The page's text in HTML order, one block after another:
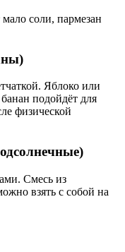
соли, пармезан
Яблоко или
подойдёт для
физической
Смесь из
взять с собой на